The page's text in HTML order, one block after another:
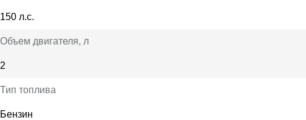
150 л.с.
Объем двигателя, л
2
Тип топлива
Бензин